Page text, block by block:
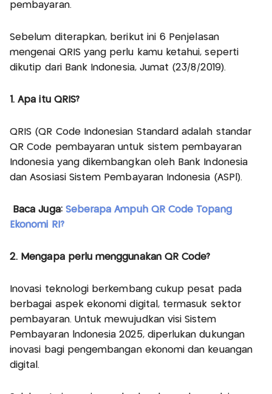
pembayaran.
Sebelum diterapkan, berikut ini 6 Penjelasan
mengenai QRIS yang perlu kamu ketahui, seperti
dikutip dari Bank Indonesia, Jumat (23/8/2019).
1. Apa itu QRIS?
QRIS (QR Code Indonesian Standard adalah standar
QR Code pembayaran untuk sistem pembayaran
Indonesia yang dikembangkan oleh Bank Indonesia
dan Asosiasi Sistem Pembayaran Indonesia (ASPl).
Baca Juga: Seberapa Ampuh QR Code Topang
Ekonomi RI?
2. Mengapa perlu menggunakan QR Code?
Inovasi teknologi berkembang cukup pesat pada
berbagai aspek ekonomi digital, termasuk sektor
pembayaran. Untuk mewujudkan visi Sistem
Pembayaran lndonesia 2025, diperlukan dukungan
inovasi bagi pengembangan ekonomi dan keuangan
digital.